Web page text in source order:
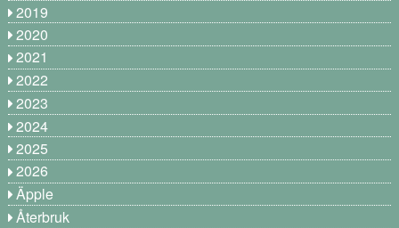
2019
2020
2021
2022
2023
2024
2025
2026
Äpple
Återbruk